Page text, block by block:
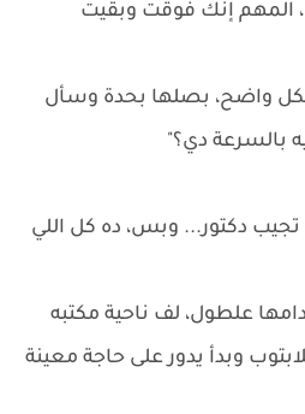
المهم إنك فوقت وبقيت
واضح، بصلها بحدة وسأل
بالسرعة دي؟"
تجيب دكتور... وبس، ده كل اللي
علطول، لف ناحية مكتبه
وبدأ يدور على حاجة معينة